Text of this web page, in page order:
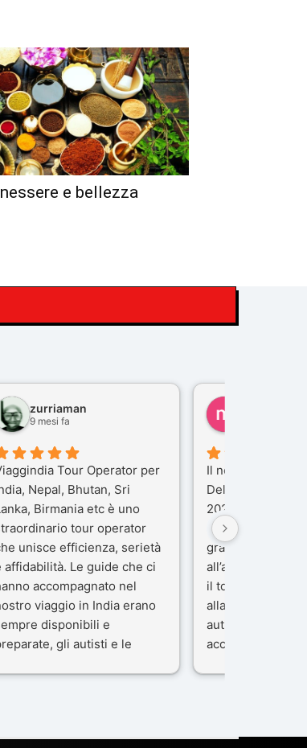
e bellezza
zurriaman
9 mesi fa
Tour Operator per
Nepal, Bhutan, Sri
Birmania etc è uno
tour operator
unisce efficienza, serietà
affidabilità. Le guide che ci
accompagnato nel
viaggio in India erano
disponibili e
gli autisti e le
e di grande
Il nostro viaggio
Delhi e Varanasi
2025), è stata
che porteremo
gran parte del
all’agenzia che
il tour con cura e
alla nostra guida
autista che ci
accompagnati
L’organizzazione